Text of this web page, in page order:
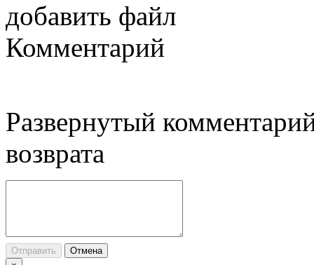
добавить файл
Комментарий
Развернутый
возврата
Отправить
Отмена